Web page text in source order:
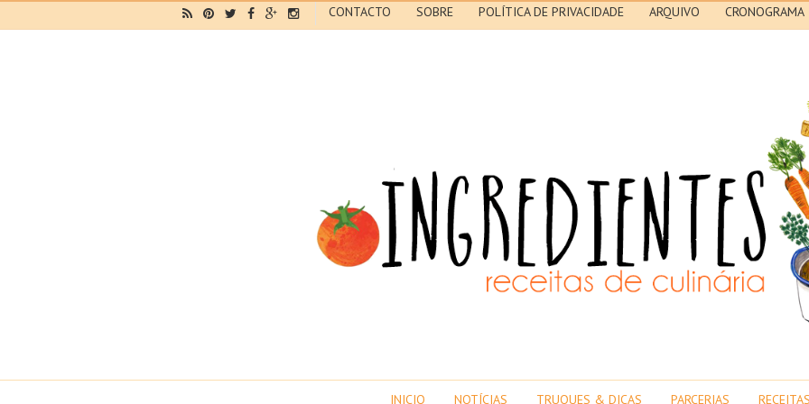
CONTACTO SOBRE POLÍTICA DE PRIVACIDADE ARQUIVO CRONOGRAMA
INICIO NOTÍCIAS TRUQUES & DICAS PARCERIAS